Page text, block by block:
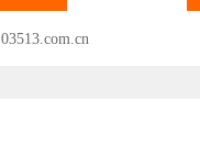
03513.com.cn